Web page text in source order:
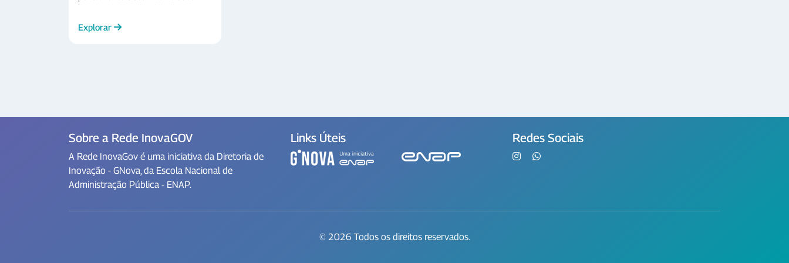
podem ser empregadas pelas
agências governamentais para
Explorar
Sobre a Rede InovaGOV
A Rede InovaGov é uma iniciativa da Diretoria de
Inovação - GNova, da Escola Nacional de
Administração Pública - ENAP.
Links Úteis Redes Sociais
© 2026 Todos os direitos reservados.